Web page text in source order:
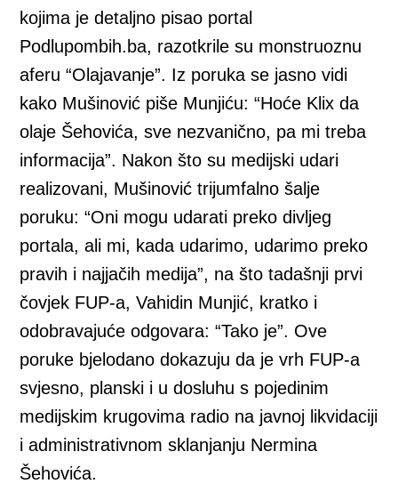
kojima je detaljno pisao portal
Podlupombih.ba, razotkrile su monstruoznu
aferu “Olajavanje”. Iz poruka se jasno vidi
kako Mušinović piše Munjiću: “Hoće Klix da
olaje Šehovića, sve nezvanično, pa mi treba
informacija”. Nakon što su medijski udari
realizovani, Mušinović trijumfalno šalje
poruku: “Oni mogu udarati preko divljeg
portala, ali mi, kada udarimo, udarimo preko
pravih i najjačih medija”, na što tadašnji prvi
čovjek FUP-a, Vahidin Munjić, kratko i
odobravajuće odgovara: “Tako je”. Ove
poruke bjelodano dokazuju da je vrh FUP-a
svjesno, planski i u dosluhu s pojedinim
medijskim krugovima radio na javnoj likvidaciji
i administrativnom sklanjanju Nermina
Šehovića.